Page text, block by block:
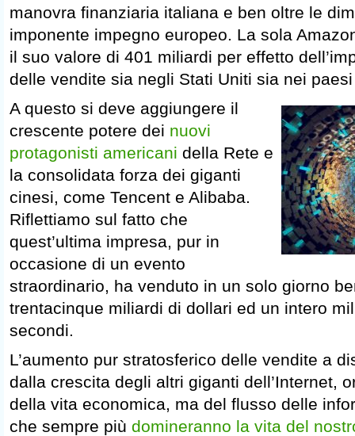
manovra finanziaria italiana e ben oltre le
imponente impegno europeo. La sola
il suo valore di 401 miliardi per effetto
delle vendite sia negli Stati Uniti sia nei
A questo si deve aggiungere il
crescente potere dei nuovi
protagonisti americani della Rete e
la consolidata forza dei giganti
cinesi, come Tencent e Alibaba.
Riflettiamo sul fatto che
quest’ultima impresa, pur in
occasione di un evento
straordinario, ha venduto in un solo giorno
trentacinque miliardi di dollari ed un intero
secondi.
L’aumento pur stratosferico delle vendite a
dalla crescita degli altri giganti dell’Internet,
della vita economica, ma del flusso delle
che sempre più domineranno la vita del